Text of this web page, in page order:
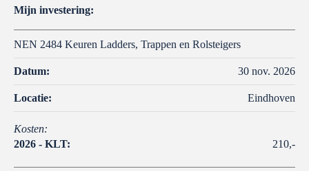
Mijn investering:
NEN 2484 Keuren Ladders, Trappen en Rolsteigers
Datum: 30 nov. 2026
Locatie: Eindhoven
Kosten:
2026 - KLT:
210,-